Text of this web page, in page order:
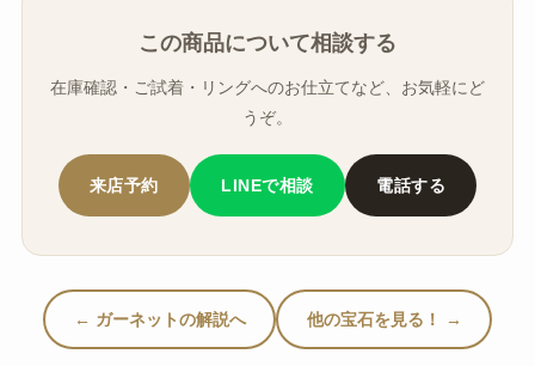
この商品について相談する
在庫確認・ご試着・リングへのお仕立てなど、お気軽にど
うぞ。
来店予約 LINEで相談 電話する
← ガーネットの解説へ 他の宝石を見る！ →